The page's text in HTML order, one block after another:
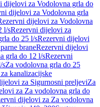
dijelovi za Vodolovna grla do
dijelovi za Vodolovna grla
dijelovi za Vodolovna
l/sRezervni dijelovi za
do 25 l/sRezervni dijelovi
braneRezervni dijelovi
grla do 12 l/sRezervni
sZa vodolovna grla do 25
kanalizacijske
za Sigurnosni preljeviZa
za Za vodolovna grla do
dijelovi za Za vodolovna